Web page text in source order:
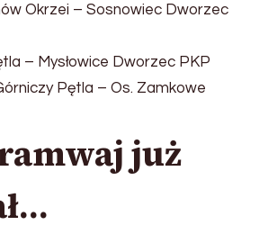
Okrzei – Sosnowiec Dworzec
– Mysłowice Dworzec PKP
Pętla – Os. Zamkowe
już